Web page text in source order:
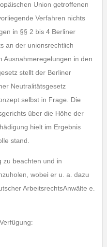
Union getroffenen
Verfahren nichts
in §§ 2 bis 4 Berliner
an der unionsrechtlich
Ausnahmeregelungen in den
stellt der Berliner
Neutralitätsgesetz
selbst in Frage. Die
über die Höhe der
hielt im Ergebnis
stand.
zu beachten und in
wobei er u. a. dazu
ArbeitsrechtsAnwälte e.